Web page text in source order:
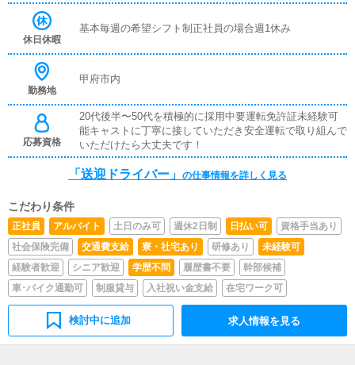
休日休暇
基本毎週の希望シフト制正社員の場合週1休み
勤務地
甲府市内
応募資格
20代後半〜50代を積極的に採用中要運転免許証未経験可
能キャストに丁寧に接していただき安全運転で取り組んで
いただけたら大丈夫です！
「送迎ドライバー」 の仕事情報を詳しく見る
こだわり条件
正社員 アルバイト 土日のみ可 週休2日制 日払い可
資格手当あり
社会保険完備
交通費支給 寮・社宅あり 研修あり
未経験可
経験者歓迎
シニア歓迎 学歴不問 履歴書不要
幹部候補
車･バイク通勤可
制服貸与 入社祝い金支給 在宅ワーク可
検討中に追加 求人情報を見る